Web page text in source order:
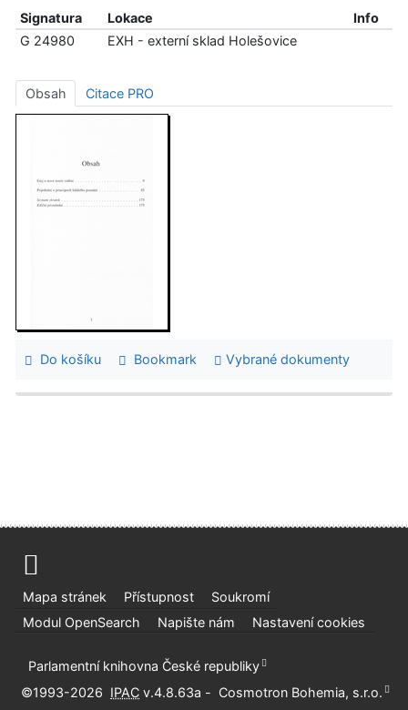
Signatura Lokace
Info
G 24980
EXH - externí sklad Holešovice
Obsah Citace PRO
Do košíku Bookmark Vybrané dokumenty
Mapa stránek Přístupnost
Soukromí
Modul OpenSearch
Napište nám Nastavení cookies
Parlamentní knihovna České republiky
©1993-2026 IPAC v.4.8.63a - Cosmotron Bohemia, s.r.o.